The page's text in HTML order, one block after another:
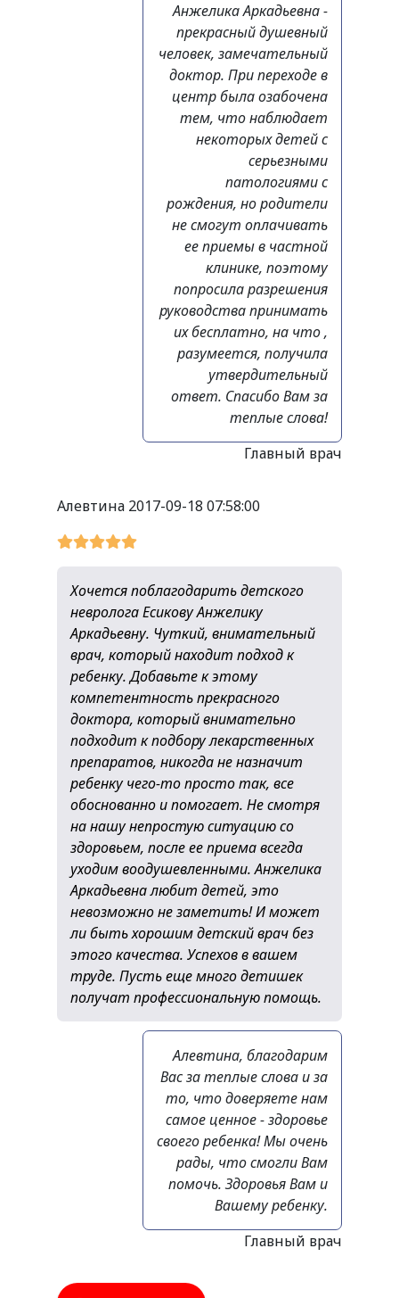
Анжелика Аркадьевна -
прекрасный душевный
человек, замечательный
доктор. При переходе в
центр была озабочена
тем, что наблюдает
некоторых детей с
серьезными
патологиями с
рождения, но родители
не смогут оплачивать
ее приемы в частной
клинике, поэтому
попросила разрешения
руководства принимать
их бесплатно, на что ,
разумеется, получила
утвердительный
ответ. Спасибо Вам за
теплые слова!
Главный врач
Алевтина 2017-09-18 07:58:00
Хочется поблагодарить детского
невролога Есикову Анжелику
Аркадьевну. Чуткий, внимательный
врач, который находит подход к
ребенку. Добавьте к этому
компетентность прекрасного
доктора, который внимательно
подходит к подбору лекарственных
препаратов, никогда не назначит
ребенку чего-то просто так, все
обоснованно и помогает. Не смотря
на нашу непростую ситуацию со
здоровьем, после ее приема всегда
уходим воодушевленными. Анжелика
Аркадьевна любит детей, это
невозможно не заметить! И может
ли быть хорошим детский врач без
этого качества. Успехов в вашем
труде. Пусть еще много детишек
получат профессиональную помощь.
Алевтина, благодарим
Вас за теплые слова и за
то, что доверяете нам
самое ценное - здоровье
своего ребенка! Мы очень
рады, что смогли Вам
помочь. Здоровья Вам и
Вашему ребенку.
Главный врач